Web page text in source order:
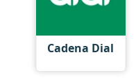
Cadena Dial